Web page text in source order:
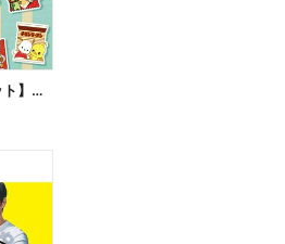
【サンリオ×メーカーマスコット】オリジナルグッズ貰える!